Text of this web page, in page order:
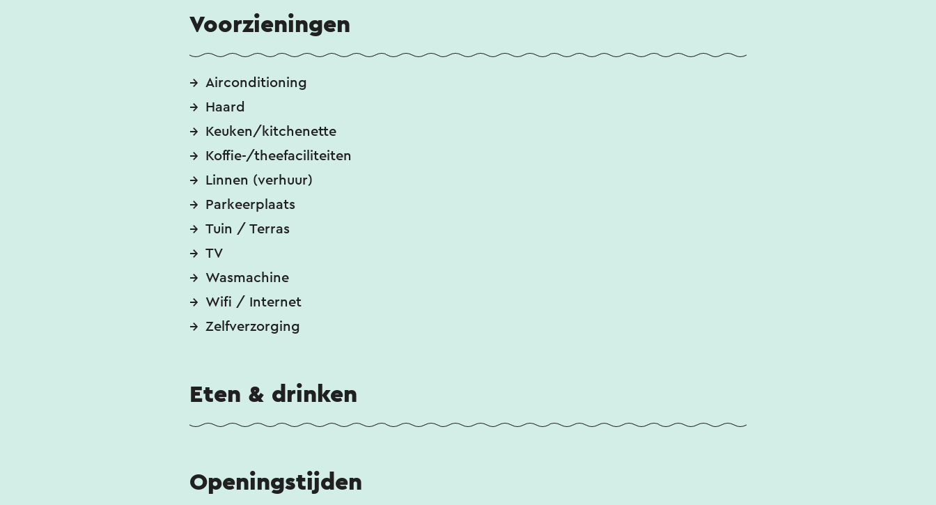
Voorzieningen
Airconditioning
Haard
Keuken/kitchenette
Koffie-/theefaciliteiten
Linnen (verhuur)
Parkeerplaats
Tuin / Terras
TV
Wasmachine
Wifi / Internet
Zelfverzorging
Eten & drinken
Openingstijden